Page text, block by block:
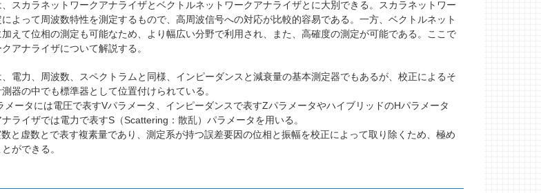
スカラネットワークアナライザとベクトルネットワークアナライザとに大別できる。スカラネットワー
よって周波数特性を測定するもので、高周波信号への対応が比較的容易である。一方、ベクトルネット
えて位相の測定も可能なため、より幅広い分野で利用され、また、高確度の測定が可能である。ここで
アナライザについて解説する。
電力、周波数、スペクトラムと同様、インピーダンスと減衰量の基本測定器でもあるが、校正によるそ
器の中でも標準器として位置付けられている。
ータには電圧で表すVパラメータ、インピーダンスで表すZパラメータやハイブリッドのHパラメータ
ライザでは電力で表すS（Scattering：散乱）パラメータを用いる。
虚数とで表す複素量であり、測定系が持つ誤差要因の位相と振幅を校正によって取り除くため、極め
ができる。